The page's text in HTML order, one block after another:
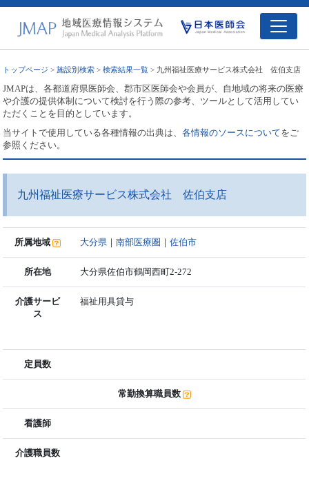
トップページ >施設別検索 >検索結果一覧 > 九州福祉医療サービス株式会社 佐伯支店
JMAPは、各都道府県医師会、郡市区医師会や会員が、自地域の将来の医療
や介護の提供体制について検討を行う際の参考、ツールとして活用してい
ただくことを目的としています。
当サイトで使用している各種情報の出典は、各情報のソースについてをご
参照ください。
九州福祉医療サービス株式会社 佐伯支店
所属地域 大分県 ｜南部医療圏 ｜佐伯市
所在地 大分県佐伯市鶴岡西町2-272
介護サービ
ス
福祉用具貸与
定員数
常勤換算職員数
看護師
介護職員数